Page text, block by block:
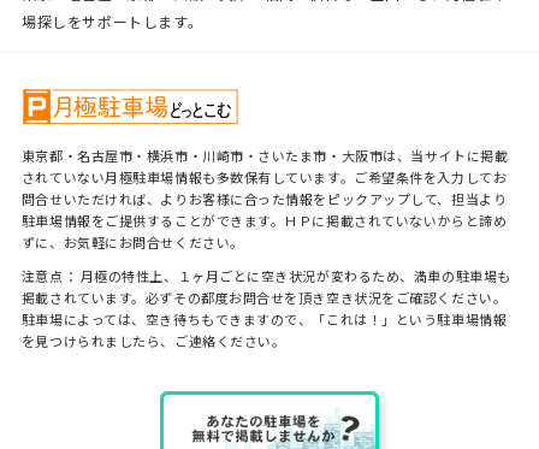
場探しをサポートします。
東京都・名古屋市・横浜市・川崎市・さいたま市・大阪市は、当サイトに掲載
されていない月極駐車場情報も多数保有しています。ご希望条件を入力してお
問合せいただければ、よりお客様に合った情報をピックアップして、担当より
駐車場情報をご提供することができます。ＨＰに掲載されていないからと諦め
ずに、お気軽にお問合せください。
注意点： 月極の特性上、１ヶ月ごとに空き状況が変わるため、満車の駐車場も
掲載されています。必ずその都度お問合せを頂き空き状況をご確認ください。
駐車場によっては、空き待ちもできますので、「これは！」という駐車場情報
を見つけられましたら、ご連絡ください。